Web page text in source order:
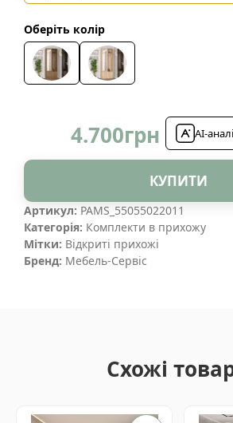
Оберіть колір
4.700грн AI-
КУПИТИ
Артикул: PAMS_55055022011
Категорія: Комплекти в прихожу
Мітки: Відкриті прихожі
Бренд: Мебель-Сервіс
Схожі